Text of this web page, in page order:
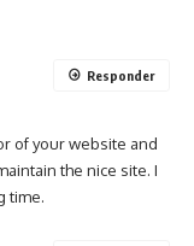
of your website and
the nice site. I
time.
Responder